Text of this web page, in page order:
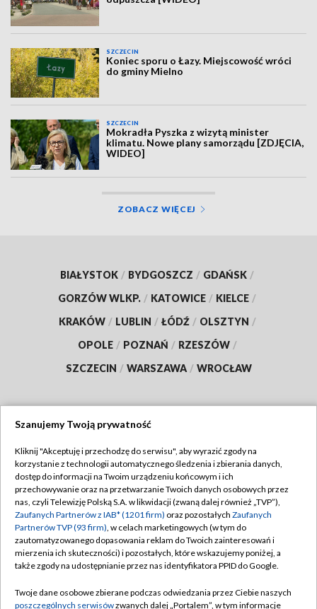
SZCZECIN
Koniec sporu o Łazy. Miejscowość wróci
do gminy Mielno
SZCZECIN
Mokradła Pyszka z wizytą minister
klimatu. Nowe plany samorządu [ZDJĘCIA,
WIDEO]
ZOBACZ WIĘCEJ
BIAŁYSTOK / BYDGOSZCZ / GDAŃSK /
GORZÓW WLKP. / KATOWICE / KIELCE /
KRAKÓW / LUBLIN / ŁÓDŹ / OLSZTYN /
OPOLE / POZNAŃ / RZESZÓW /
SZCZECIN / WARSZAWA / WROCŁAW
TVP
Abonament TVP
Emisja w TVP
Centrum informacji TVP
Naziemna Telewizja Cyfrowa
Rada Programowa
Regulamin TVP
Polityka prywatności
Moje zgody
Pomoc
Szanujemy Twoją prywatność
Kliknij "Akceptuję i przechodzę do serwisu", aby wyrazić zgody na
korzystanie z technologii automatycznego śledzenia i zbierania danych,
dostęp do informacji na Twoim urządzeniu końcowym i ich
przechowywanie oraz na przetwarzanie Twoich danych osobowych przez
nas, czyli Telewizję Polską S.A. w likwidacji (zwaną dalej również „TVP”),
Zaufanych Partnerów z IAB* (1201 firm) oraz pozostałych Zaufanych
Partnerów TVP (93 firm), w celach marketingowych (w tym do
zautomatyzowanego dopasowania reklam do Twoich zainteresowań i
mierzenia ich skuteczności) i pozostałych, które wskazujemy poniżej, a
także zgody na udostępnianie przez nas identyfikatora PPID do Google.
Twoje dane osobowe zbierane podczas odwiedzania przez Ciebie naszych
poszczególnych serwisówzwanych dalej „Portalem”, w tym informacje